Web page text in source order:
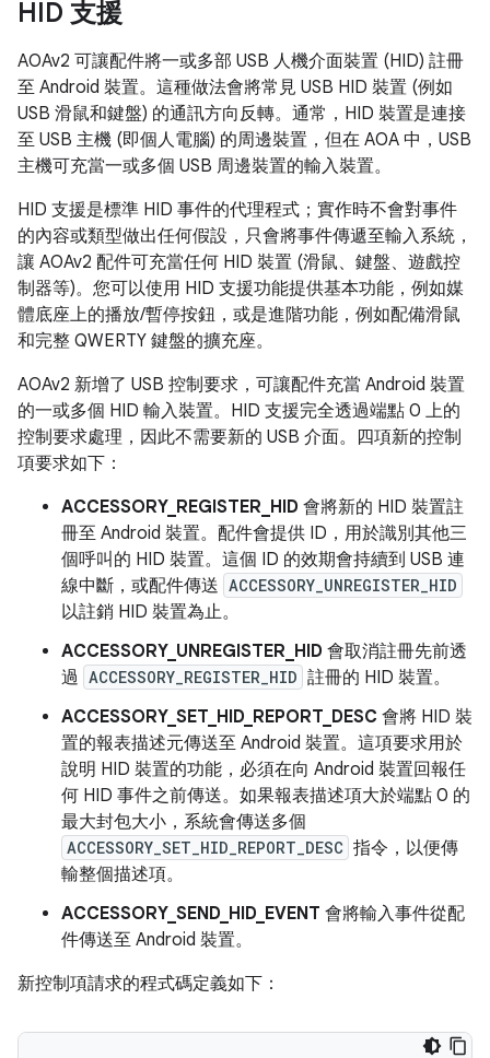
HID 支援
AOAv2 可讓配件將一或多部 USB 人機介面裝置 (HID) 註冊
至 Android 裝置。這種做法會將常見 USB HID 裝置 (例如
USB 滑鼠和鍵盤) 的通訊方向反轉。通常，HID 裝置是連接
至 USB 主機 (即個人電腦) 的周邊裝置，但在 AOA 中，USB
主機可充當一或多個 USB 周邊裝置的輸入裝置。
HID 支援是標準 HID 事件的代理程式；實作時不會對事件
的內容或類型做出任何假設，只會將事件傳遞至輸入系統，
讓 AOAv2 配件可充當任何 HID 裝置 (滑鼠、鍵盤、遊戲控
制器等)。您可以使用 HID 支援功能提供基本功能，例如媒
體底座上的播放/暫停按鈕，或是進階功能，例如配備滑鼠
和完整 QWERTY 鍵盤的擴充座。
AOAv2 新增了 USB 控制要求，可讓配件充當 Android 裝置
的一或多個 HID 輸入裝置。HID 支援完全透過端點 0 上的
控制要求處理，因此不需要新的 USB 介面。四項新的控制
項要求如下：
ACCESSORY_REGISTER_HID 會將新的 HID 裝置註
冊至 Android 裝置。配件會提供 ID，用於識別其他三
個呼叫的 HID 裝置。這個 ID 的效期會持續到 USB 連
線中斷，或配件傳送 ACCESSORY_UNREGISTER_HID
以註銷 HID 裝置為止。
ACCESSORY_UNREGISTER_HID 會取消註冊先前透
過 ACCESSORY_REGISTER_HID 註冊的 HID 裝置。
ACCESSORY_SET_HID_REPORT_DESC 會將 HID 裝
置的報表描述元傳送至 Android 裝置。這項要求用於
說明 HID 裝置的功能，必須在向 Android 裝置回報任
何 HID 事件之前傳送。如果報表描述項大於端點 0 的
最大封包大小，系統會傳送多個
ACCESSORY_SET_HID_REPORT_DESC 指令，以便傳
輸整個描述項。
ACCESSORY_SEND_HID_EVENT 會將輸入事件從配
件傳送至 Android 裝置。
新控制項請求的程式碼定義如下：